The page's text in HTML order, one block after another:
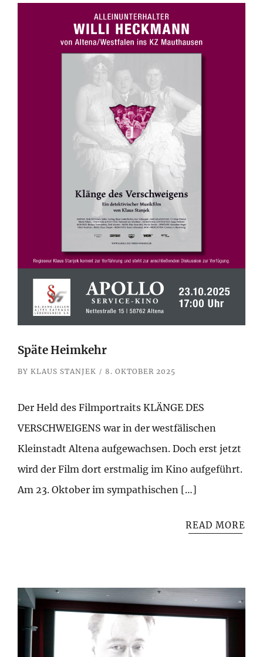
Späte Heimkehr
BY KLAUS STANJEK 8. OKTOBER 2025
Der Held des Filmportraits KLÄNGE DES
VERSCHWEIGENS war in der westfälischen
Kleinstadt Altena aufgewachsen. Doch erst jetzt
wird der Film dort erstmalig im Kino aufgeführt.
Am 23. Oktober im sympathischen […]
READ MORE